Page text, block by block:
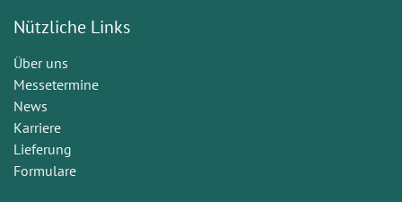
Nützliche Links
Über uns
Messetermine
News
Karriere
Lieferung
Formulare